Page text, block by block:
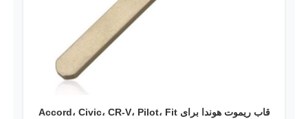
قاب ریموت هوندا برای Accord، Civic، CR-V، Pilot، Fit